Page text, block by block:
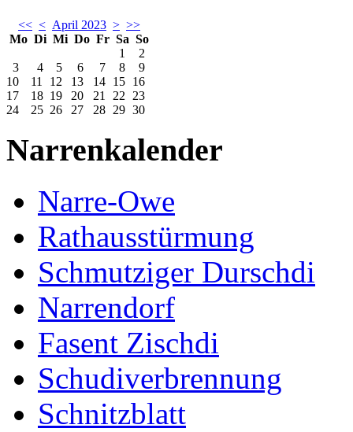
<< < April 2023 > >>
Mo Di Mi Do Fr Sa So
1
2
3
4 5 6 7 8
9
10
11 12 13 14 15 16
17
18 19 20 21 22
23
24
25 26 27 28 29 30
Narrenkalender
Narre-Owe
Rathausstürmung
Schmutziger Durschdi
Narrendorf
Fasent Zischdi
Schudiverbrennung
Schnitzblatt